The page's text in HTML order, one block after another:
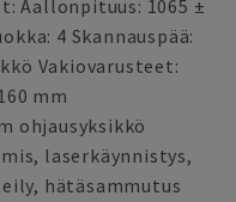
Aallonpituus: 1065 ±
4 Skannauspää:
Vakiovarusteet:
mm
ohjausyksikkö
laserkäynnistys,
hätäsammutus